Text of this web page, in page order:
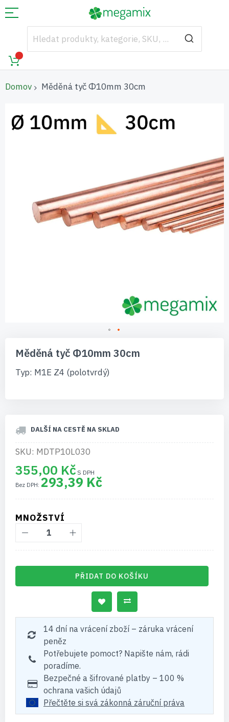
Domov Měděná tyč Φ10mm 30cm
konec
galerie
začátek
galerie
Měděná tyč Φ10mm 30cm
Typ: M1E Z4 (polotvrdý)
DALŠÍ NA CESTĚ NA SKLAD
SKU: MDTP10L030
355,00 Kč
293,39 Kč
MNOŽSTVÍ
PŘIDAT DO KOŠÍKU
14 dní na vrácení zboží – záruka vrácení
peněz
Potřebujete pomoct? Napište nám, rádi
poradíme.
Bezpečné a šifrované platby – 100 %
ochrana vašich údajů
Přečtěte si svá zákonná záruční práva